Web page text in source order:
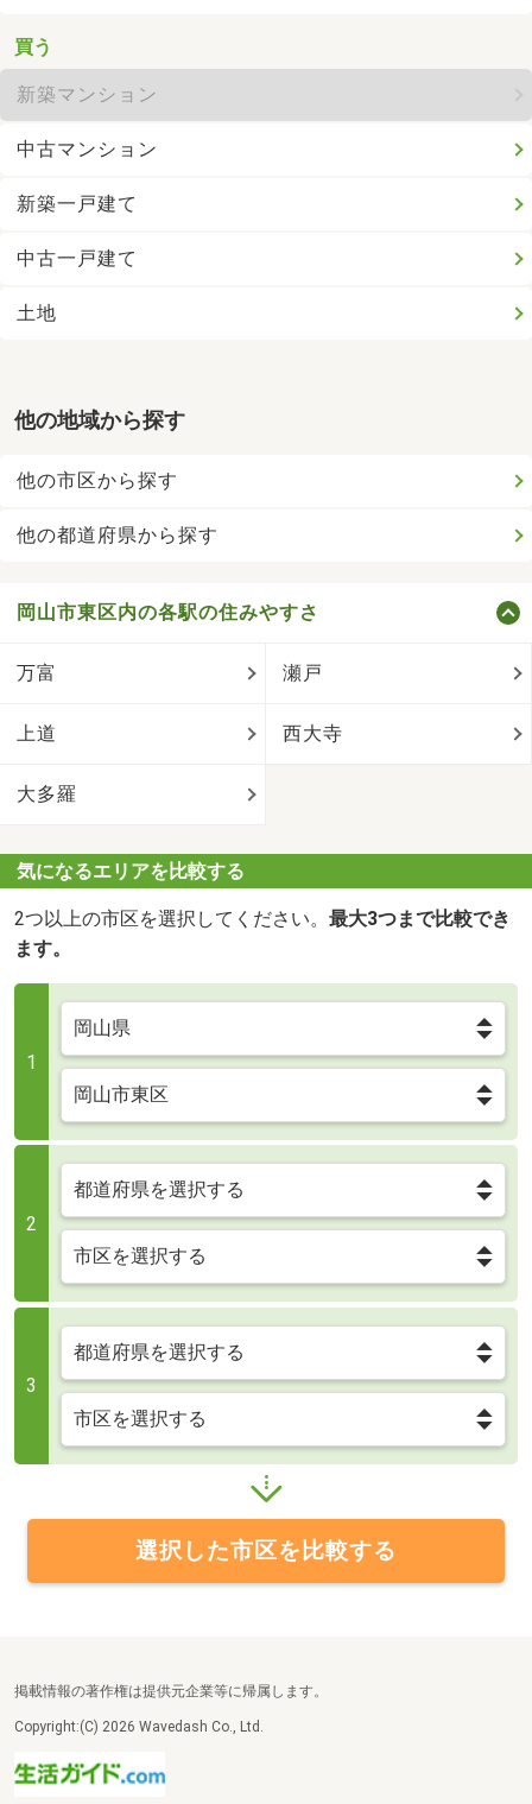
買う
新築マンション
中古マンション
新築一戸建て
中古一戸建て
土地
他の地域から探す
他の市区から探す
他の都道府県から探す
岡山市東区内の各駅の住みやすさ
万富 瀬戸
上道 西大寺
大多羅
気になるエリアを比較する
2つ以上の市区を選択してください。 最大3つまで比較でき
ます。
1
2
3
選択した市区を比較する
掲載情報の著作権は提供元企業等に帰属します。
Copyright:(C) 2026 Wavedash Co., Ltd.